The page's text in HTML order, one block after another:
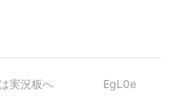
実況板へ EgL0e